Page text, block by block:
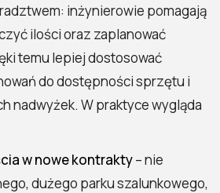
inżynierowie pomagają
ilości oraz zaplanować
temu lepiej dostosować
do dostępności sprzętu i
nadwyżek. W praktyce wygląda
w nowe kontrakty– nie
dużego parku szalunkowego,